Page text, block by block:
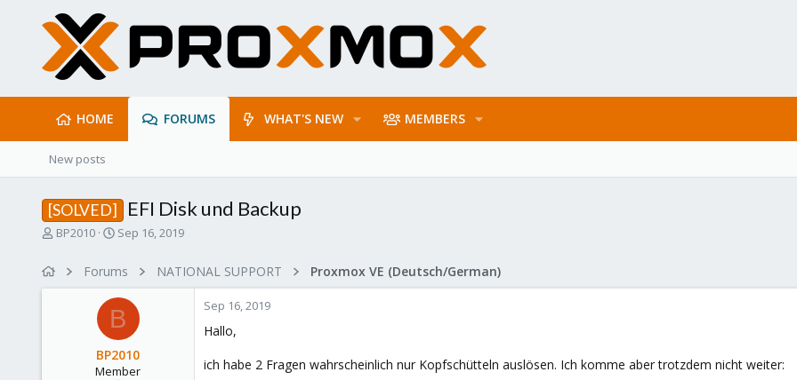
HOME FORUMS WHAT'S NEW MEMBERS
New posts
[SOLVED] EFI Disk und Backup
T
BP2010
S
r
t
d
a
t
e
Sep 16, 2019
Forums NATIONAL SUPPORT Proxmox VE (Deutsch/German)
B
BP2010
Member
Sep 16, 2019
Hallo,
ich habe 2 Fragen wahrscheinlich nur Kopfschütteln auslösen. Ich komme aber trotzdem nicht weiter: